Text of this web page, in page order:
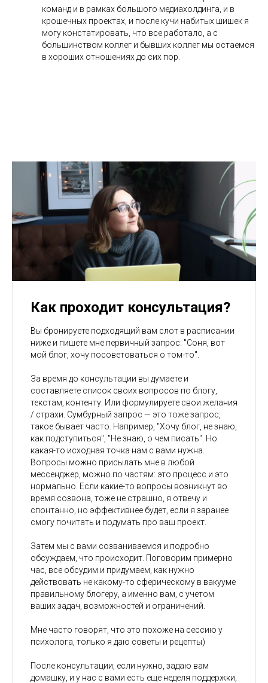
команд и в рамках большого медиахолдинга, и в
крошечных проектах, и после кучи набитых шишек я
могу констатировать, что все работало, а с
большинством коллег и бывших коллег мы остаемся
в хороших отношениях до сих пор.
Как проходит консультация?
Вы бронируете подходящий вам слот в расписании
ниже и пишете мне первичный запрос: "Соня, вот
мой блог, хочу посоветоваться о том-то".
За время до консультации вы думаете и
составляете список своих вопросов по блогу,
текстам, контенту. Или формулируете свои желания
/ страхи. Сумбурный запрос — это тоже запрос,
такое бывает часто. Например, "Хочу блог, не знаю,
как подступиться", "Не знаю, о чем писать". Но
какая-то исходная точка нам с вами нужна.
Вопросы можно присылать мне в любой
мессенджер, можно по частям: это процесс и это
нормально. Если какие-то вопросы возникнут во
время созвона, тоже не страшно, я отвечу и
спонтанно, но эффективнее будет, если я заранее
смогу почитать и подумать про ваш проект.
Затем мы с вами созваниваемся и подробно
обсуждаем, что происходит. Поговорим примерно
час, все обсудим и придумаем, как нужно
действовать не какому-то сферическому в вакууме
правильному блогеру, а именно вам, с учетом
ваших задач, возможностей и ограничений.
Мне часто говорят, что это похоже на сессию у
психолога, только я даю советы и рецепты)
После консультации, если нужно, задаю вам
домашку, и у нас с вами есть еще неделя поддержки,